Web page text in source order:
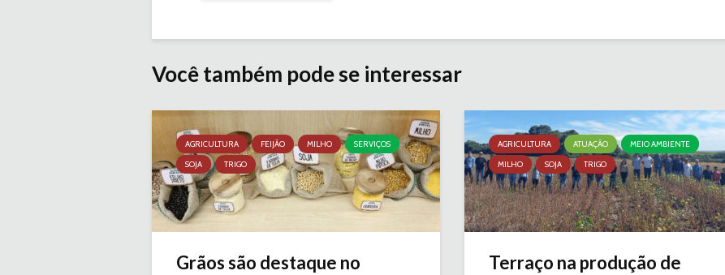
Você também pode se interessar
AGRICULTURA FEIJÃO MILHO
SERVIÇOS
SOJA
TRIGO
Grãos são destaque no
AGRICULTURA ATUAÇÃO
MEIO AMBIENTE
MILHO
SOJA TRIGO
Terraço na produção de